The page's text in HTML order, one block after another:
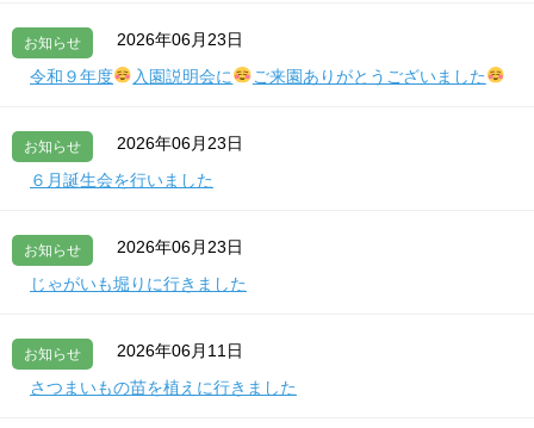
お知らせ
2026年06月23日
令和９年度
入園説明会に ご来園ありがとうございました
お知らせ
2026年06月23日
６月誕生会を行いました
お知らせ
2026年06月23日
じゃがいも堀りに行きました
お知らせ
2026年06月11日
さつまいもの苗を植えに行きました